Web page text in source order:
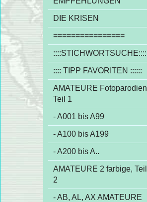
DIE KRISEN
================
::::STICHWORTSUCHE::::
:::: TIPP FAVORITEN ::::::
AMATEURE Fotoparodien
Teil 1
- A001 bis A99
- A100 bis A199
- A200 bis A..
AMATEURE 2 farbige, Teil
2
- AB, AL, AX AMATEURE